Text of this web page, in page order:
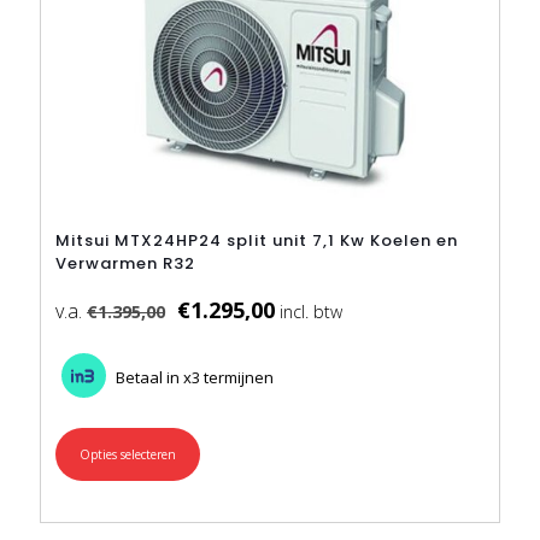
Mitsui MTX24HP24 split unit 7,1 Kw Koelen en
Verwarmen R32
€1.395,00 €1.295,00
Betaal in x3 termijnen
Opties selecteren
Dit
product